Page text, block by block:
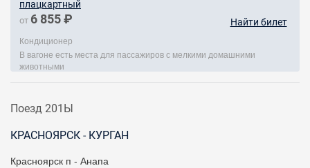
плацкартный
от 6 855 ₽ Найти билет
Кондиционер
В вагоне есть места для пассажиров с мелкими домашними
животными
Поезд 201Ы
КРАСНОЯРСК - КУРГАН
Красноярск п - Анапа